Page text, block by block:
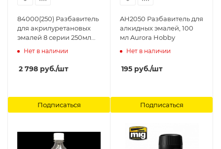
84000(250) Разбавитель
для акрилуретановых
эмалей 8 серии 250мл
АКАН
Нет в наличии
2 798 руб./шт
Подписаться
AH2050 Разбавитель для
алкидных эмалей, 100
мл Aurora Hobby
Нет в наличии
195 руб./шт
Подписаться